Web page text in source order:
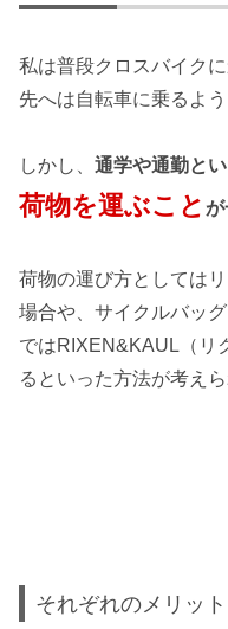
私は普段クロスバイク
先へは自転車に乗るよう
しかし、 通学や通勤と
荷物を運ぶこと
荷物の運び方としては
場合や、サイクルバッ
ではRIXEN&KAUL（リ
るといった方法が考えら
それぞれのメリッ